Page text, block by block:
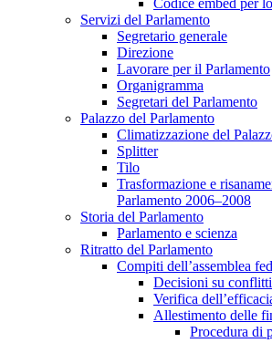
Codice embed per
Servizi del Parlamento
Segretario generale
Direzione
Lavorare per il Parlamento
Organigramma
Segretari del Parlamento
Palazzo del Parlamento
Climatizzazione del
Splitter
Tilo
Trasformazione e
Parlamento 2006–2008
Storia del Parlamento
Parlamento e scienza
Ritratto del Parlamento
Compiti dell’assemblea
Decisioni su
Verifica
Allestimento delle
Procedura di